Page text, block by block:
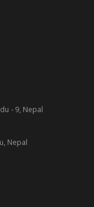
- 9, Nepal
Nepal